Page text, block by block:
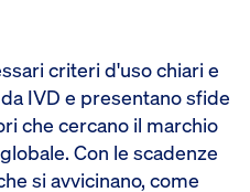
criteri d'uso chiari e
IVD e presentano sfide
che cercano il marchio
Con le scadenze
si avvicinano, come